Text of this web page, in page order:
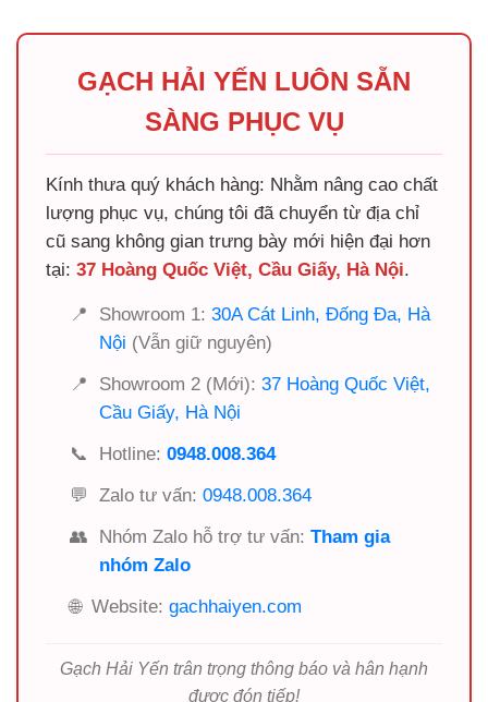
GẠCH HẢI YẾN LUÔN SẴN
SÀNG PHỤC VỤ
Kính thưa quý khách hàng: Nhằm nâng cao chất
lượng phục vụ, chúng tôi đã chuyển từ địa chỉ
cũ sang không gian trưng bày mới hiện đại hơn
tại: 37 Hoàng Quốc Việt, Cầu Giấy, Hà Nội.
📍 Showroom 1: 30A Cát Linh, Đống Đa, Hà
Nội (Vẫn giữ nguyên)
📍
Showroom 2 (Mới): 37 Hoàng Quốc Việt,
Cầu Giấy, Hà Nội
📞
Hotline: 0948.008.364
💬
Zalo tư vấn: 0948.008.364
👥
Nhóm Zalo hỗ trợ tư vấn: Tham gia
nhóm Zalo
🌐 Website: gachhaiyen.com
Gạch Hải Yến trân trọng thông báo và hân hạnh
được đón tiếp!